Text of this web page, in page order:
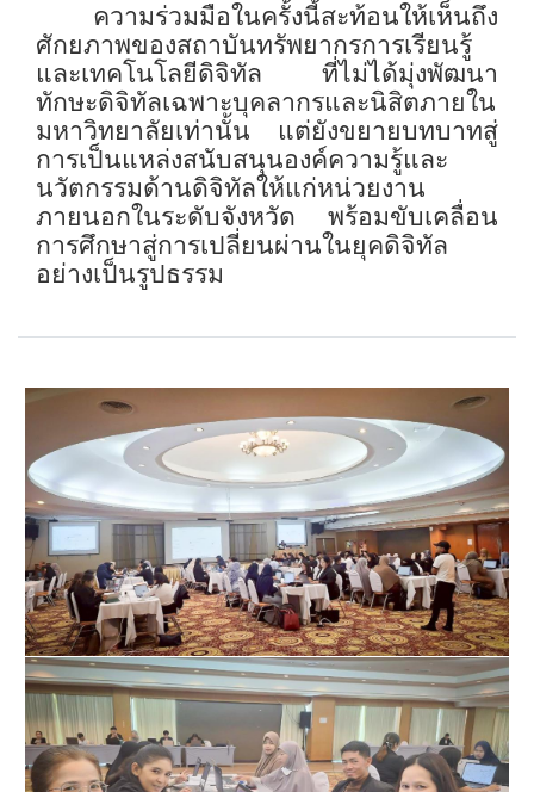
ความร่วมมือในครั้งนี้สะท้อนให้เห็นถึง
ศักยภาพของสถาบันทรัพยากรการเรียนรู้
และเทคโนโลยีดิจิทัล ที่ไม่ได้มุ่งพัฒนา
ทักษะดิจิทัลเฉพาะบุคลากรและนิสิตภายใน
มหาวิทยาลัยเท่านั้น แต่ยังขยายบทบาทสู่
การเป็นแหล่งสนับสนุนองค์ความรู้และ
นวัตกรรมด้านดิจิทัลให้แก่หน่วยงาน
ภายนอกในระดับจังหวัด พร้อมขับเคลื่อน
การศึกษาสู่การเปลี่ยนผ่านในยุคดิจิทัล
อย่างเป็นรูปธรรม